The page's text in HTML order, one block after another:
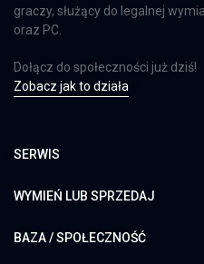
graczy, służący do legalnej
oraz PC.
Dołącz do społeczności już dziś!
Zobacz jak to działa
SERWIS
WYMIEŃ LUB SPRZEDAJ
BAZA / SPOŁECZNOŚĆ